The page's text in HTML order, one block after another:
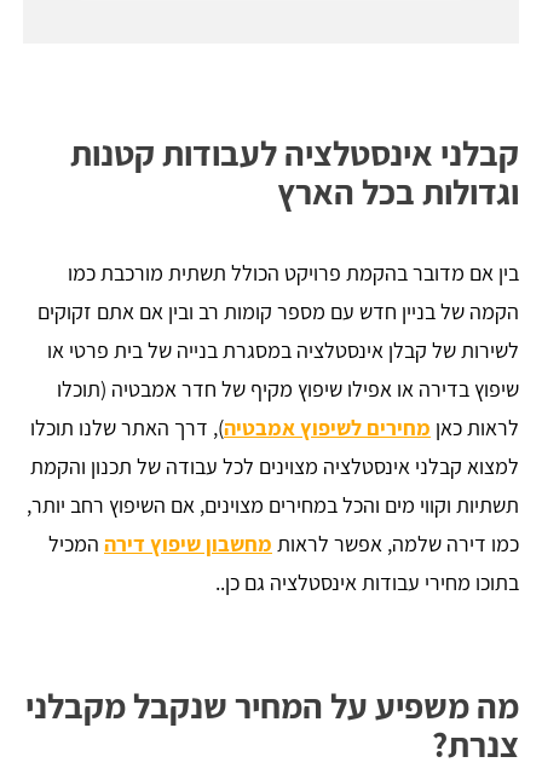
קבלני אינסטלציה לעבודות קטנות
וגדולות בכל הארץ
בין אם מדובר בהקמת פרויקט הכולל תשתית מורכבת כמו
הקמה של בניין חדש עם מספר קומות רב ובין אם אתם זקוקים
לשירות של קבלן אינסטלציה במסגרת בנייה של בית פרטי או
שיפוץ בדירה או אפילו שיפוץ מקיף של חדר אמבטיה (תוכלו
לראות כאן מחירים לשיפוץ אמבטיה), דרך האתר שלנו תוכלו
למצוא קבלני אינסטלציה מצוינים לכל עבודה של תכנון והקמת
תשתיות וקווי מים והכל במחירים מצוינים, אם השיפוץ רחב יותר,
כמו דירה שלמה, אפשר לראות מחשבון שיפוץ דירה המכיל
בתוכו מחירי עבודות אינסטלציה גם כן..
מה משפיע על המחיר שנקבל מקבלני
צנרת?